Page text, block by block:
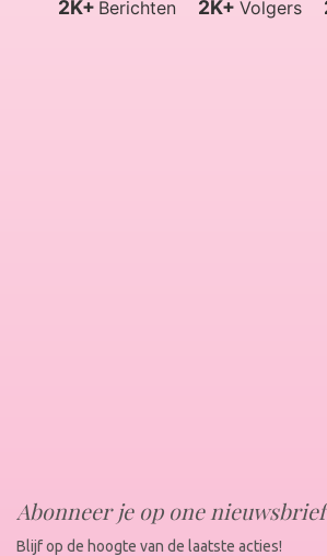
Abonneer je op one nieuwsbrief
Blijf op de hoogte van de laatste acties!